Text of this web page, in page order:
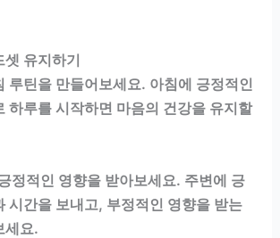
셋 유지하기
루틴을 만들어보세요. 아침에 긍정적인
하루를 시작하면 마음의 건강을 유지할
정적인 영향을 받아보세요. 주변에 긍
시간을 보내고, 부정적인 영향을 받는
세요.